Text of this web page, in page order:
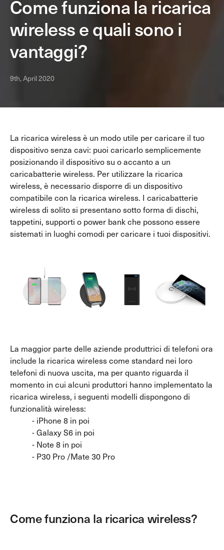
Caricatori Wireless
Tutti i Caricatori Wireless
Caricatori Wireless da Viaggio
Caricatori Wireless da Scrivania
Caricatori da Parete
Cavi USB-C
Cavi Apple Lightning
Come funziona la ricarica
wireless e quali sono i
vantaggi?
9th, April 2020
La ricarica wireless è un modo utile per caricare il tuo
dispositivo senza cavi: puoi caricarlo semplicemente
posizionando il dispositivo su o accanto a un
caricabatterie wireless. Per utilizzare la ricarica
wireless, è necessario disporre di un dispositivo
compatibile con la ricarica wireless. I caricabatterie
wireless di solito si presentano sotto forma di dischi,
tappetini, supporti o power bank che possono essere
sistemati in luoghi comodi per caricare i tuoi dispositivi.
La maggior parte delle aziende produttrici di telefoni ora
include la ricarica wireless come standard nei loro
telefoni di nuova uscita, ma per quanto riguarda il
momento in cui alcuni produttori hanno implementato la
ricarica wireless, i seguenti modelli dispongono di
funzionalità wireless:
- iPhone 8 in poi
- Galaxy S6 in poi
- Note 8 in poi
- P30 Pro /Mate 30 Pro
Come funziona la ricarica wireless?